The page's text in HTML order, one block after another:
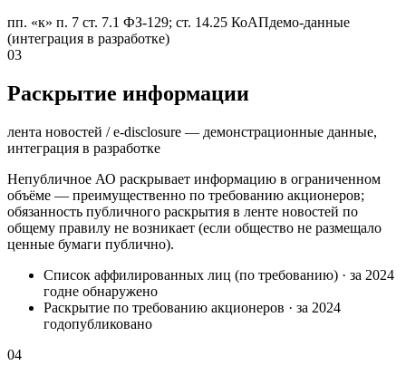
пп. «к» п. 7 ст. 7.1 ФЗ-129; ст. 14.25 КоАПдемо-данные
(интеграция в разработке)
03
Раскрытие информации
лента новостей / e-disclosure — демонстрационные данные,
интеграция в разработке
Непубличное АО раскрывает информацию в ограниченном
объёме — преимущественно по требованию акционеров;
обязанность публичного раскрытия в ленте новостей по
общему правилу не возникает (если общество не размещало
ценные бумаги публично).
Список аффилированных лиц (по требованию) · за 2024
годне обнаружено
Раскрытие по требованию акционеров · за 2024
годопубликовано
04